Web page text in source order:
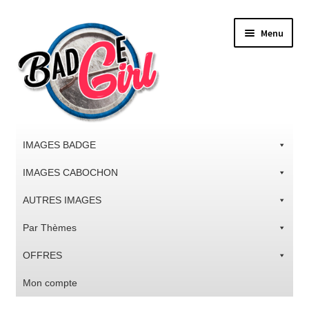
la
navigation
contenu
Menu
IMAGES BADGE
IMAGES CABOCHON
AUTRES IMAGES
Par Thèmes
OFFRES
Mon compte